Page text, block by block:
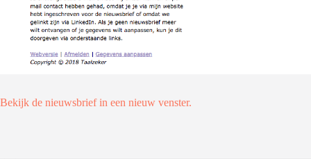
Bekijk de nieuwsbrief in een nieuw venster.